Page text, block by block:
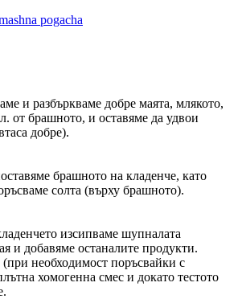
и разбъркваме добре маята, млякото,
от брашното, и оставяме да удвои
добре).
брашното на кладенче, като
солта (върху брашното).
изсипваме шупналата
и добавяме останалите продукти.
необходимост поръсвайки с
хомогенна смес и докато тестото